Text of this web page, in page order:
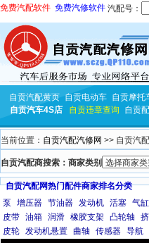
免费汽配软件 免费汽修软件 汽配号：
自贡汽配黄页 自贡电动车 自贡摩托
自贡汽车4S店
自贡违章查询 自贡
当前位置： 自贡汽配汽修网 >> 自贡汽
自贡汽配商搜索：商家类别
自贡汽配网热门配件商家排名分类
泵
增压器 节油器 发动机 活塞 气缸
皮带 油箱 润滑 橡胶支架 凸轮轴
皮轮 发动机悬置 曲轴 传感器 导航